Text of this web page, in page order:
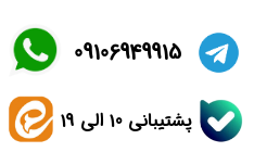
​09106949915
پشتیبانی 10 الی 19